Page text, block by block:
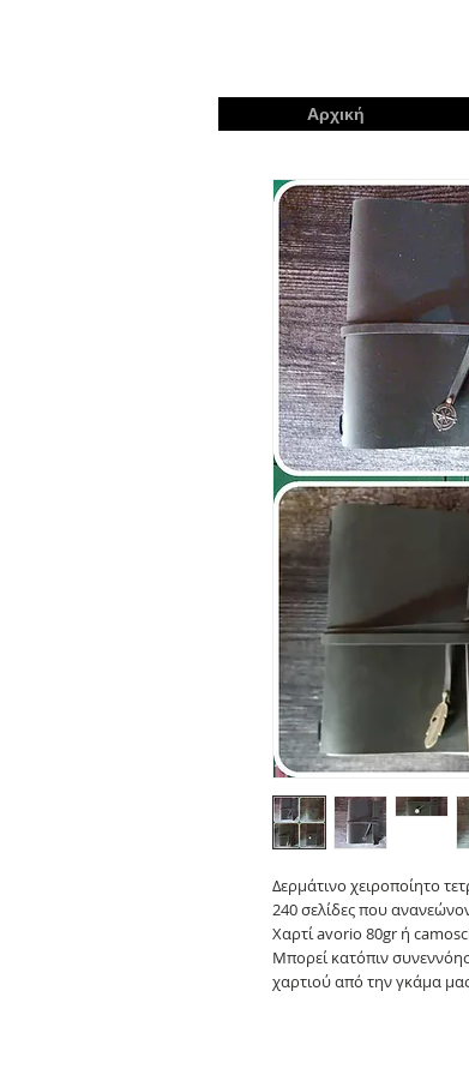
Αρχική
Δερμάτινο χειροποίητο
240 σελίδες που
Χαρτί avorio 80gr ή
Μπορεί κατόπιν
χαρτιού από την γκάμα